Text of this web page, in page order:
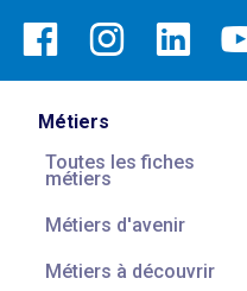
Métiers
Toutes les fiches
métiers
Métiers d'avenir
Métiers à découvrir